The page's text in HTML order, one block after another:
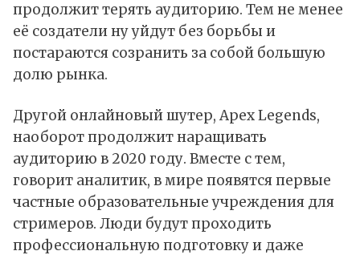
продолжит терять аудиторию. Тем не менее
её создатели ну уйдут без борьбы и
постараются созранить за собой большую
долю рынка.
Другой онлайновый шутер, Apex Legends,
наоборот продолжит наращивать
аудиторию в 2020 году. Вместе с тем,
говорит аналитик, в мире появятся первые
частные образовательные учреждения для
стримеров. Люди будут проходить
профессиональную подготовку и даже